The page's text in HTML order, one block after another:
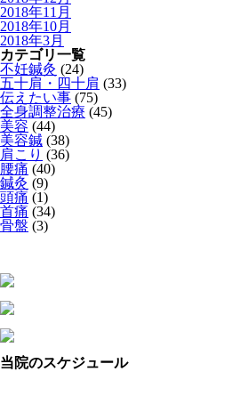
2018年11月
2018年10月
2018年3月
カテゴリ一覧
不妊鍼灸 (24)
五十肩・四十肩 (33)
伝えたい事 (75)
全身調整治療 (45)
美容 (44)
美容鍼 (38)
肩こり (36)
腰痛 (40)
鍼灸 (9)
頭痛 (1)
首痛 (34)
骨盤 (3)
当院のスケジュール